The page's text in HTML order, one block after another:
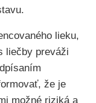
lieku,
liečby preváži
že je
možné riziká a